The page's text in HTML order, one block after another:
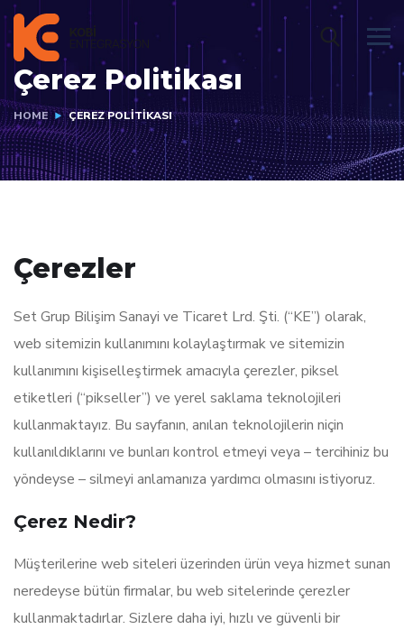
Çerez Politikası
HOME ÇEREZ POLITIKASI
Çerezler
Set Grup Bilişim Sanayi ve Ticaret Lrd. Şti. (“KE”) olarak,
web sitemizin kullanımını kolaylaştırmak ve sitemizin
kullanımını kişiselleştirmek amacıyla çerezler, piksel
etiketleri (“pikseller”) ve yerel saklama teknolojileri
kullanmaktayız. Bu sayfanın, anılan teknolojilerin niçin
kullanıldıklarını ve bunları kontrol etmeyi veya – tercihiniz bu
yöndeyse – silmeyi anlamanıza yardımcı olmasını istiyoruz.
Çerez Nedir?
Müşterilerine web siteleri üzerinden ürün veya hizmet sunan
neredeyse bütün firmalar, bu web sitelerinde çerezler
kullanmaktadırlar. Sizlere daha iyi, hızlı ve güvenli bir